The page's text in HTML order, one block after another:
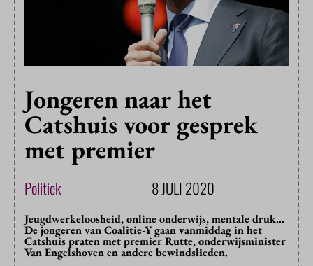
Jongeren naar het
Catshuis voor gesprek
met premier
Politiek 8 JULI 2020
Jeugdwerkeloosheid, online onderwijs, mentale druk…
De jongeren van Coalitie-Y gaan vanmiddag in het
Catshuis praten met premier Rutte, onderwijsminister
Van Engelshoven en andere bewindslieden.